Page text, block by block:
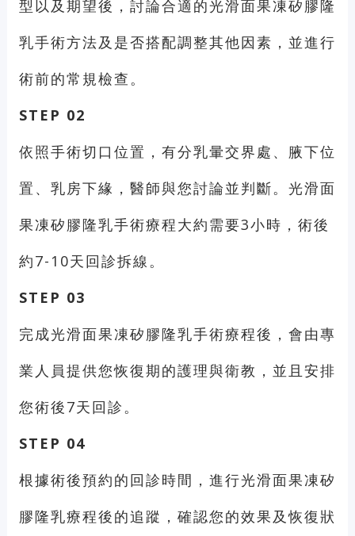
型以及期望後，討論合適的光滑面果凍矽膠隆
乳手術方法及是否搭配調整其他因素，並進行
術前的常規檢查。
STEP 02
依照手術切口位置，有分乳暈交界處、腋下位
置、乳房下緣，醫師與您討論並判斷。光滑面
果凍矽膠隆乳手術療程大約需要3小時，術後
約7-10天回診拆線。
STEP 03
完成光滑面果凍矽膠隆乳手術療程後，會由專
業人員提供您恢復期的護理與衛教，並且安排
您術後7天回診。
STEP 04
根據術後預約的回診時間，進行光滑面果凍矽
膠隆乳療程後的追蹤，確認您的效果及恢復狀